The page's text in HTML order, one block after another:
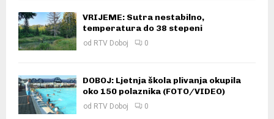
VRIJEME: Sutra nestabilno,
temperatura do 38 stepeni
od RTV Doboj 0
DOBOJ: Ljetnja škola plivanja okupila
oko 150 polaznika (FOTO/VIDEO)
od RTV Doboj 0